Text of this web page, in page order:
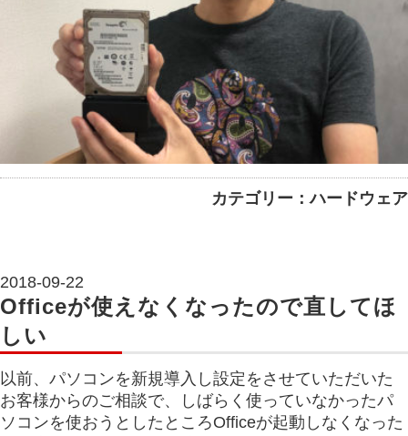
カテゴリー：ハードウェア
2018-09-22
Officeが使えなくなったので直してほ
しい
以前、パソコンを新規導入し設定をさせていただいた
お客様からのご相談で、しばらく使っていなかったパ
ソコンを使おうとしたところOfficeが起動しなくなった